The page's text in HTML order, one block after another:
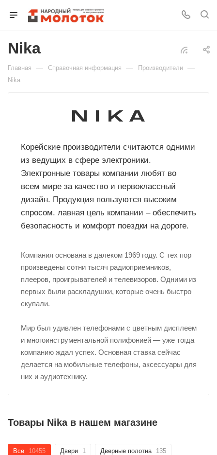
Nika
Главная — Справочная информация — Производители —
Nika
Корейские производители считаются одними
из ведущих в сфере электроники.
Электронные товары компании любят во
всем мире за качество и первоклассный
дизайн. Продукция пользуются высоким
спросом. лавная цель компании – обеспечить
безопасность и комфорт поездки на дороге.
Компания основана в далеком 1969 году. С тех пор
произведены сотни тысяч радиоприемников,
плееров, проигрывателей и телевизоров. Одними из
первых были раскладушки, которые очень быстро
скупали.
Мир был удивлен телефонами с цветным дисплеем
и многоинструментальной полифонией — уже тогда
компанию ждал успех. Основная ставка сейчас
делается на мобильные телефоны, аксессуары для
них и аудиотехнику.
Товары Nika в нашем магазине
Все 10455 Двери 1 Дверные полотна 135
Для клиентов всех банков
Разбейте
без переплат
График платежей
25%
Оплачивайте сегодня только
25% картой любого банка
выбранный способом
Оставшиеся75% будут
списываться
об оплате Плайтом